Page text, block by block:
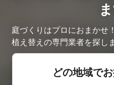
庭づくりはプロにおまかせ
植え替えの専門業者を探し
どの地域で